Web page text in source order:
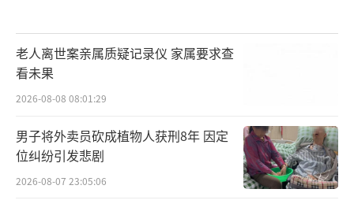
老人离世案亲属质疑记录仪 家属要求查
看未果
2026-08-08 08:01:29
男子将外卖员砍成植物人获刑8年 因定
位纠纷引发悲剧
2026-08-07 23:05:06